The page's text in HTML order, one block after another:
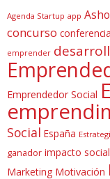
Agenda Startup app
concurso conferencia
emprender
Emprendedor Social
Social España
ganador impacto social
Marketing Motivación